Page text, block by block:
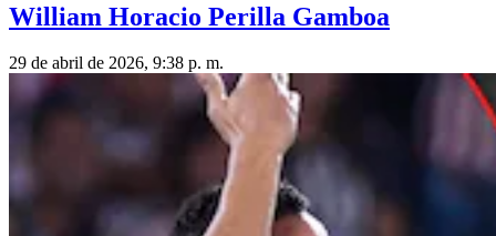
William Horacio Perilla Gamboa
29 de abril de 2026, 9:38 p. m.